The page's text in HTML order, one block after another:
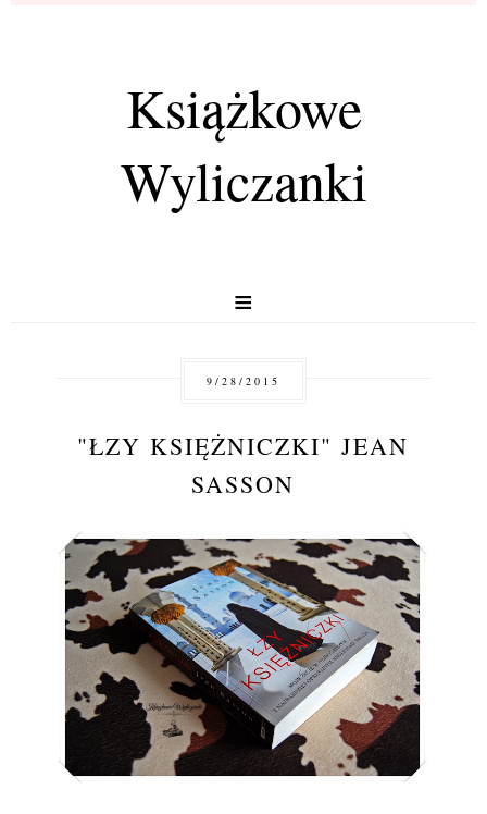
Książkowe
Wyliczanki
≡
9/28/2015
"ŁZY KSIĘŻNICZKI" JEAN
SASSON